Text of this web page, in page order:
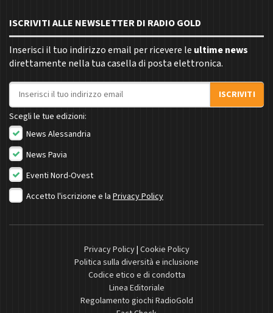
ISCRIVITI ALLE NEWSLETTER DI RADIO GOLD
Inserisci il tuo indirizzo email per ricevere le ultime news
direttamente nella tua casella di posta elettronica.
Indirizzo email
ISCRIVITI
Scegli le tue edizioni:
News Alessandria
News Pavia
Eventi Nord-Ovest
Accetto l'iscrizione e la Privacy Policy
Privacy Policy| Cookie Policy
Politica sulla diversità e inclusione
Codice etico e di condotta
Linea Editoriale
Regolamento giochi RadioGold